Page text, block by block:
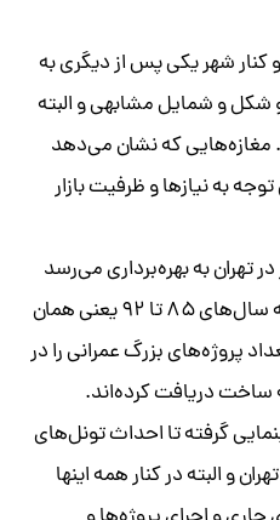
کنار شهر یکی پس از دیگری به
شکل و شمایل مشابهی و البته
مغازه‌هایی که نشان می‌دهد
به نیازها و ظرفیت بازار
تهران به بهره‌برداری می‌رسد
یا درحال ساخت است در فاصله سال‌های ۸۵ تا ۹۲ یعنی همان
پروژه‌های بزرگ عمرانی را در
ساخت دریافت کرده‌اند.
گرفته تا احداث تونل‌های
و البته در کنار همه اینها